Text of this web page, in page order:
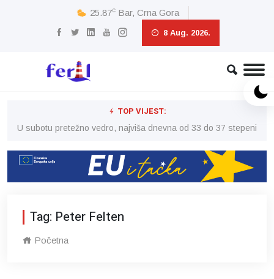
25.87c Bar, Crna Gora
8 Aug. 2026.
TOP VIJEST:
U subotu pretežno vedro, najviša dnevna od 33 do 37 stepeni
Tag: Peter Felten
Početna